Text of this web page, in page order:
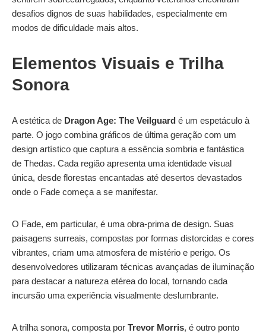
desafios dignos de suas habilidades, especialmente em
modos de dificuldade mais altos.
Elementos Visuais e Trilha
Sonora
A estética de Dragon Age: The Veilguard é um espetáculo à
parte. O jogo combina gráficos de última geração com um
design artístico que captura a essência sombria e fantástica
de Thedas. Cada região apresenta uma identidade visual
única, desde florestas encantadas até desertos devastados
onde o Fade começa a se manifestar.
O Fade, em particular, é uma obra-prima de design. Suas
paisagens surreais, compostas por formas distorcidas e cores
vibrantes, criam uma atmosfera de mistério e perigo. Os
desenvolvedores utilizaram técnicas avançadas de iluminação
para destacar a natureza etérea do local, tornando cada
incursão uma experiência visualmente deslumbrante.
A trilha sonora, composta por Trevor Morris, é outro ponto